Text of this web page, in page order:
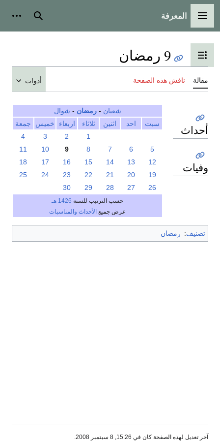
القائمة الرئيسية
المعرفة بحث
تبديل عرض جدول المحتويات
9 رمضان
مقالة ناقش هذه الصفحة أدوات
شعبان -رمضان - شوال
سبت
احد اثنين ثلاثاء اربعاء خميس
جمعة
1
2
3
4
5
6
7
8
9
10
11
12
13
14
15
16
17
18
19
20
21
22
23
24
25
26
27
28
29
30
حسب الترتيب للسنة 1426 هـ
عرض جميع الأحداث والمناسبات
أحداث
وفيات
تصنيف: رمضان
آخر تعديل لهذه الصفحة كان في 15:26, 8 سبتمبر 2008.